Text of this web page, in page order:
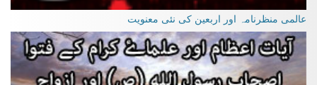
عالمی منظرنامہ اور اربعین کی نئی معنویت